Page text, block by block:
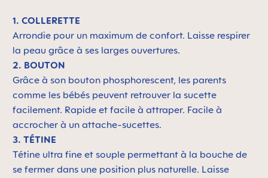
1. COLLERETTE
Arrondie pour un maximum de confort. Laisse respirer
la peau grâce à ses larges ouvertures.
2. BOUTON
Grâce à son bouton phosphorescent, les parents
comme les bébés peuvent retrouver la sucette
facilement. Rapide et facile à attraper. Facile à
accrocher à un attache-sucettes.
3. TÉTINE
Tétine ultra fine et souple permettant à la bouche de
se fermer dans une position plus naturelle. Laisse